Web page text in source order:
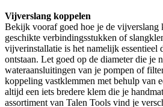
Vijverslang koppelen
Bekijk vooraf goed hoe je de vijverslang
geschikte verbindingsstukken of
vijverinstallatie is het namelijk essentieel
ontstaan. Let goed op de diameter die je
wateraansluitingen van je pompen of
koppeling vastklemmen met behulp van
altijd een iets bredere klem die je
assortiment van Talen Tools vind je